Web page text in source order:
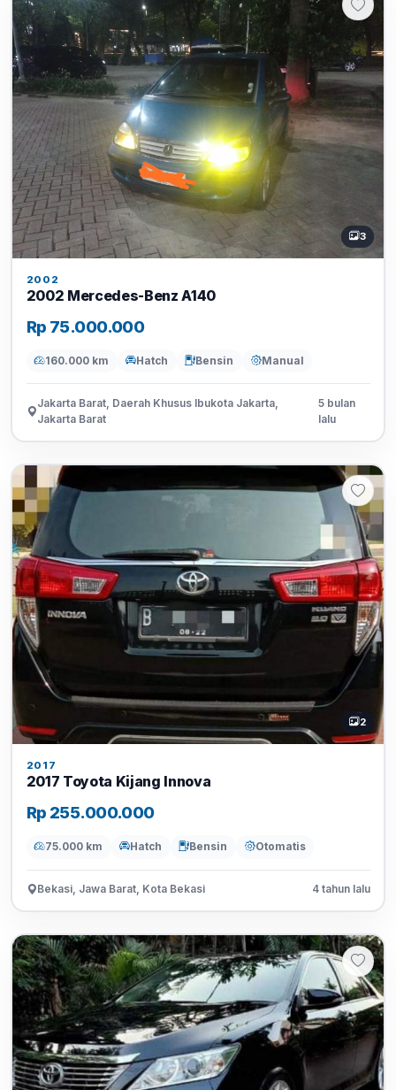
3
2002
2002 Mercedes-Benz A140
Rp 75.000.000
160.000 km Hatch Bensin Manual
Jakarta Barat, Daerah Khusus Ibukota Jakarta,
Jakarta Barat
5 bulan
lalu
2
2017
2017 Toyota Kijang Innova
Rp 255.000.000
75.000 km Hatch Bensin Otomatis
Bekasi, Jawa Barat, Kota Bekasi 4 tahun lalu